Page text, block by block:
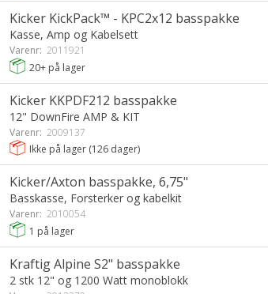
Kicker KickPack™ - KPC2x12 basspakke
Kasse, Amp og Kabelsett
Varenr: 2011921
20+ på lager
Kicker KKPDF212 basspakke
12" DownFire AMP & KIT
Varenr: 2009137
Ikke på lager (126 dager)
Kicker/Axton basspakke, 6,75"
Basskasse, Forsterker og kabelkit
Varenr: 2010054
1 på lager
Kraftig Alpine S2" basspakke
2 stk 12" og 1200 Watt monoblokk